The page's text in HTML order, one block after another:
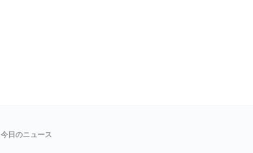
今日のニュース